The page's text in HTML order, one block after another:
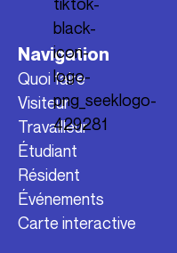
Navigation
Quoi faire
Visiteur
Travailleur
Étudiant
Résident
Événements
Carte interactive